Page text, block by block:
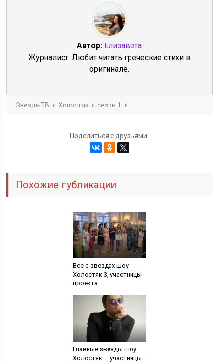
Автор: Елизавета
Журналист. Любит читать греческие стихи в
оригинале.
ЗвездыТВ Холостяк сезон 1
Поделиться с друзьями:
Похожие публикации
Все о звездах шоу
Холостяк 3, участницы
проекта
Главные звезды шоу
Холостяк — участницы